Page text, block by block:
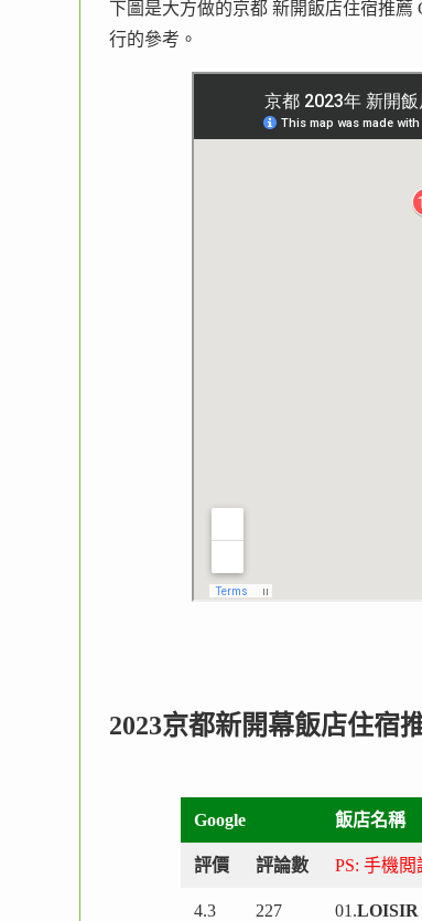
下圖是大方做的京都 新開飯店住宿推薦
行的參考。
2023京都新開幕飯店住宿
Google 飯店名稱
評價 評論數 PS: 手機
4.3 227 01.LOISIR